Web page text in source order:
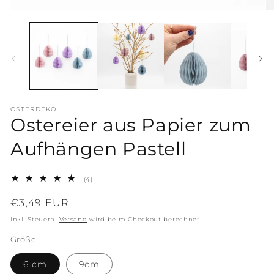
OSTERDEKO
Ostereier aus Papier zum
Aufhängen Pastell
(4)
Normaler
Preis
€3,49 EUR
Inkl. Steuern. Versand wird beim Checkout berechnet
Größe
6 cm 9cm